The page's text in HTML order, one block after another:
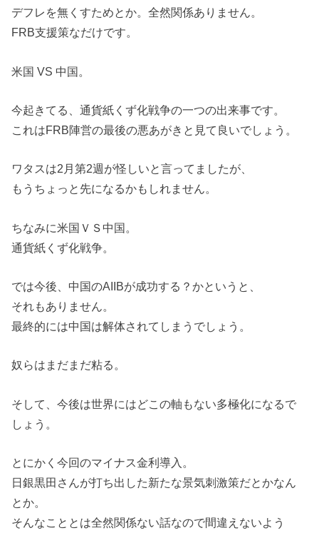
デフレを無くすためとか。全然関係ありません。
FRB支援策なだけです。
米国 VS 中国。
今起きてる、通貨紙くず化戦争の一つの出来事です。
これはFRB陣営の最後の悪あがきと見て良いでしょう。
ワタスは2月第2週が怪しいと言ってましたが、
もうちょっと先になるかもしれません。
ちなみに米国ＶＳ中国。
通貨紙くず化戦争。
では今後、中国のAIIBが成功する？かというと、
それもありません。
最終的には中国は解体されてしまうでしょう。
奴らはまだまだ粘る。
そして、今後は世界にはどこの軸もない多極化になるで
しょう。
とにかく今回のマイナス金利導入。
日銀黒田さんが打ち出した新たな景気刺激策だとかなん
とか。
そんなこととは全然関係ない話なので間違えないよう